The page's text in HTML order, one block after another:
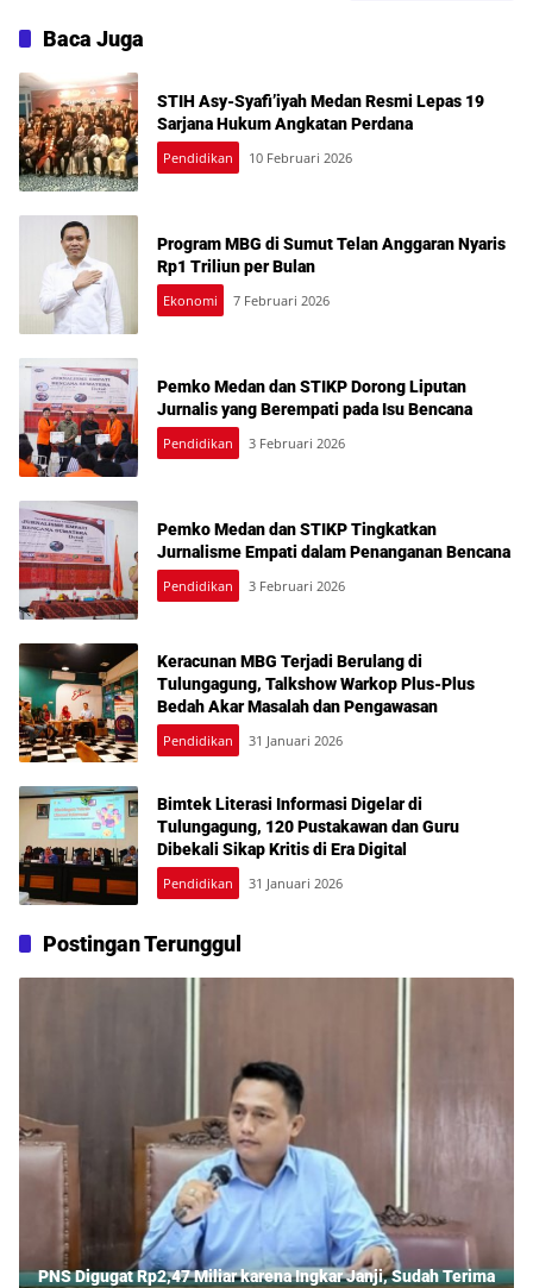
Baca Juga
STIH Asy-Syafi’iyah Medan Resmi Lepas 19
Sarjana Hukum Angkatan Perdana
Pendidikan 10 Februari 2026
Program MBG di Sumut Telan Anggaran Nyaris
Rp1 Triliun per Bulan
Ekonomi 7 Februari 2026
Pemko Medan dan STIKP Dorong Liputan
Jurnalis yang Berempati pada Isu Bencana
Pendidikan 3 Februari 2026
Pemko Medan dan STIKP Tingkatkan
Jurnalisme Empati dalam Penanganan Bencana
Pendidikan 3 Februari 2026
Keracunan MBG Terjadi Berulang di
Tulungagung, Talkshow Warkop Plus-Plus
Bedah Akar Masalah dan Pengawasan
Pendidikan 31 Januari 2026
Bimtek Literasi Informasi Digelar di
Tulungagung, 120 Pustakawan dan Guru
Dibekali Sikap Kritis di Era Digital
Pendidikan 31 Januari 2026
Postingan Terunggul
PNS Digugat Rp2,47 Miliar karena Ingkar Janji, Sudah Terima